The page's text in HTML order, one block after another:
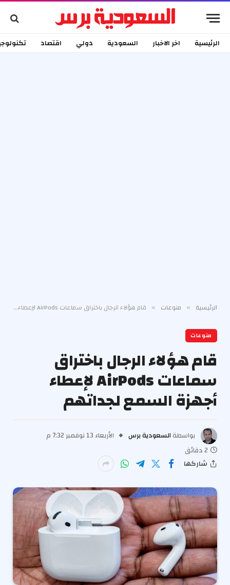
الرئيسية اخر الاخبار السعودية دولي اقتصاد
الرئيسية » منوعات » قام هؤلاء الرجال باختراق سماعات AirPods لإعطاء أجهزة السمع لجداتهم
منوعات
قام هؤلاء الرجال باختراق
سماعات AirPods لإعطاء
أجهزة السمع لجداتهم
بواسطة السعودية برس
الأربعاء 13 نوفمبر 7:32 م
2 دقائق
شاركها